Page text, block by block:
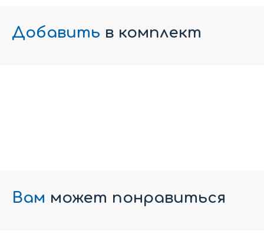
Добавить в комплект
Вам может понравиться